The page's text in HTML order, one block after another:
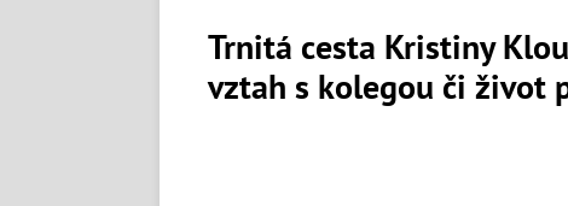
Trnitá cesta Kristiny
vztah s kolegou či život